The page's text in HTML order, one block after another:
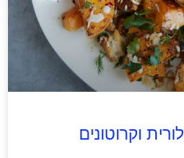
וקרוטונים